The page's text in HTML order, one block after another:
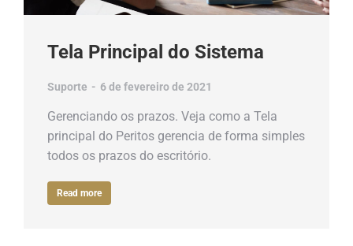
Tela Principal do Sistema
Suporte 6 de fevereiro de 2021
Gerenciando os prazos. Veja como a Tela
principal do Peritos gerencia de forma simples
todos os prazos do escritório.
Read more